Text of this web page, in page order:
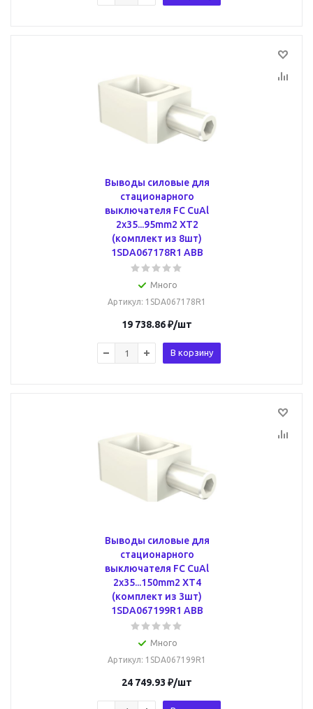
Выводы силовые для
стационарного
выключателя FC CuAl
2x35...95mm2 XT2
(комплект из 8шт)
1SDA067178R1 ABB
Много
Артикул: 1SDA067178R1
19 738.86₽/шт
В корзину
Выводы силовые для
стационарного
выключателя FC CuAl
2x35...150mm2 XT4
(комплект из 3шт)
1SDA067199R1 ABB
Много
Артикул: 1SDA067199R1
24 749.93 ₽/шт